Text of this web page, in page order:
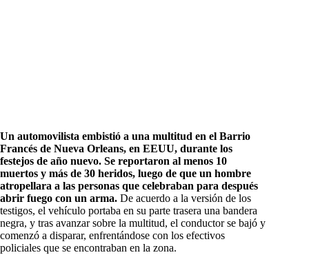
Un automovilista embistió a una multitud en el Barrio
Francés de Nueva Orleans, en EEUU, durante los
festejos de año nuevo. Se reportaron al menos 10
muertos y más de 30 heridos, luego de que un hombre
atropellara a las personas que celebraban para después
abrir fuego con un arma. De acuerdo a la versión de los
testigos, el vehículo portaba en su parte trasera una bandera
negra, y tras avanzar sobre la multitud, el conductor se bajó y
comenzó a disparar, enfrentándose con los efectivos
policiales que se encontraban en la zona.